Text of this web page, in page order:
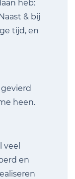
heb:
& bij
tijd, en
heen.
veel
en